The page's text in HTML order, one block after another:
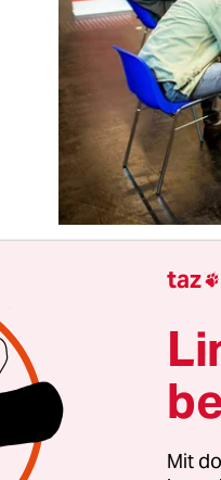
führt eine
Bundesländern
hatte sich
(SPD) in
Bremen an vielen
taz 
Mit